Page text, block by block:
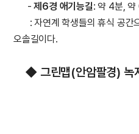
-제6경 애기능길: 약 4분,
:자연계 학생들의 휴식 공간
오솔길이다.
◆ 그린맵(안암팔경) 녹